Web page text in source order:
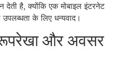
देती है, क्योंकि एक मोबाइल इंटरनेट
के लिए धन्यवाद।
और अवसर